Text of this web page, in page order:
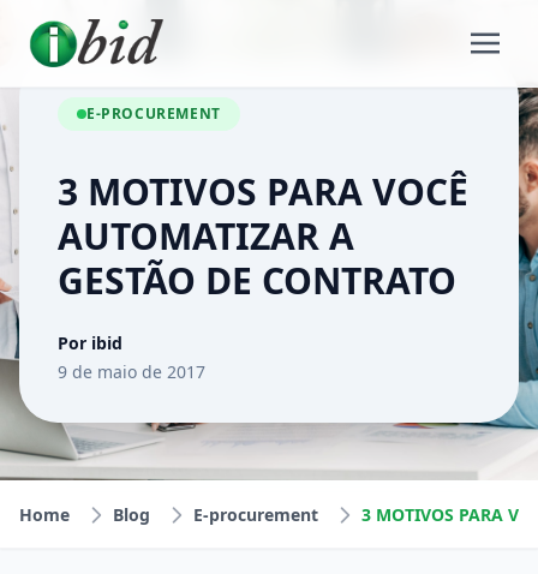
E-PROCUREMENT
3 MOTIVOS PARA VOCÊ
AUTOMATIZAR A
GESTÃO DE CONTRATO
Por ibid
9 de maio de 2017
Home Blog E-procurement